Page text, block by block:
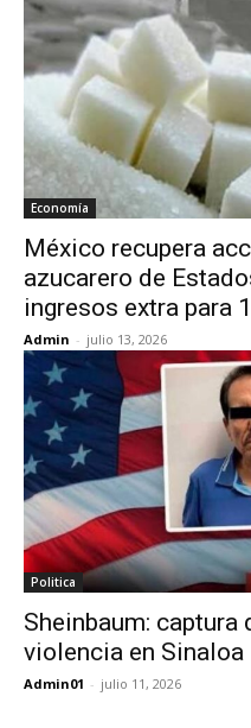
Economía
México recupera
azucarero de
ingresos extra para
Admin - julio 13, 2026
Politica
Sheinbaum: captura
violencia en Sinaloa
Admin01 - julio 11, 2026